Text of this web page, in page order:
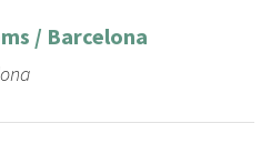
/ Barcelona